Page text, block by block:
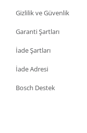
Gizlilik ve Güvenlik
Garanti Şartları
İade Şartları
İade Adresi
Bosch Destek